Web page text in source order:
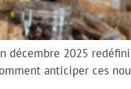
décembre 2025
anticiper ces